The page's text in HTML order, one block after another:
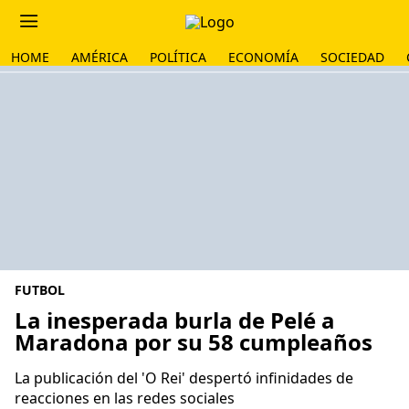
HOME AMÉRICA POLÍTICA ECONOMÍA SOCIEDAD
FUTBOL
La inesperada burla de Pelé a
Maradona por su 58 cumpleaños
La publicación del 'O Rei' despertó infinidades de
reacciones en las redes sociales